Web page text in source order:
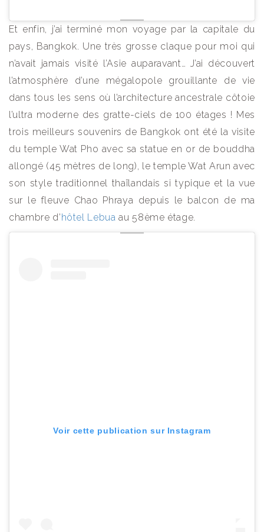
Et enfin, j’ai terminé mon voyage par la capitale du
pays, Bangkok. Une très grosse claque pour moi qui
n’avait jamais visité l’Asie auparavant… J’ai découvert
l’atmosphère d’une mégalopole grouillante de vie
dans tous les sens où l’architecture ancestrale côtoie
l’ultra moderne des gratte-ciels de 100 étages ! Mes
trois meilleurs souvenirs de Bangkok ont été la visite
du temple Wat Pho avec sa statue en or de bouddha
allongé (45 mètres de long), le temple Wat Arun avec
son style traditionnel thaïlandais si typique et la vue
sur le fleuve Chao Phraya depuis le balcon de ma
chambre d’ hôtel Lebua au 58ème étage.
Voir cette publication sur Instagram